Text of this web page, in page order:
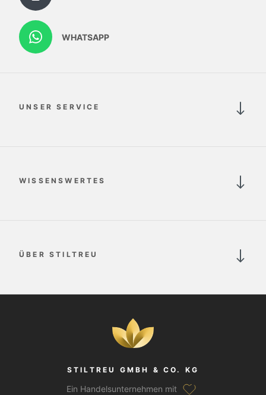
WHATSAPP
UNSER SERVICE
WISSENSWERTES
ÜBER STILTREU
STILTREU GMBH & CO. KG
Ein Handelsunternehmen mit